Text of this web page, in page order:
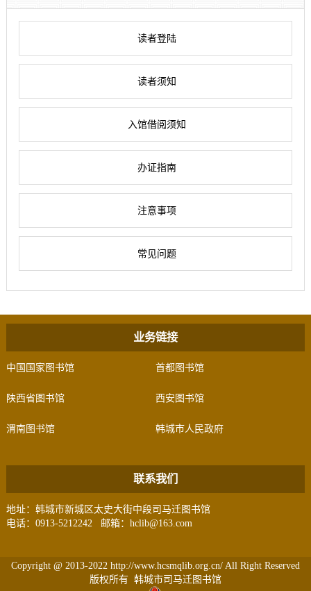
读者登陆
读者须知
入馆借阅须知
办证指南
注意事项
常见问题
业务链接
中国国家图书馆 首都图书馆
陕西省图书馆 西安图书馆
渭南图书馆 韩城市人民政府
联系我们
地址：韩城市新城区太史大街中段司马迁图书馆
电话：0913-5212242 邮箱：hclib@163.com
Copyright @ 2013-2022 http://www.hcsmqlib.org.cn/ All Right Reserved
版权所有 韩城市司马迁图书馆